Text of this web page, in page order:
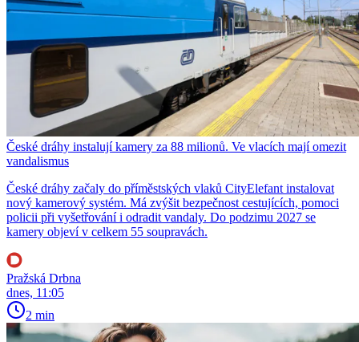
České dráhy instalují kamery za 88 milionů. Ve vlacích mají omezit
vandalismus
České dráhy začaly do příměstských vlaků CityElefant instalovat
nový kamerový systém. Má zvýšit bezpečnost cestujících, pomoci
policii při vyšetřování i odradit vandaly. Do podzimu 2027 se
kamery objeví v celkem 55 soupravách.
Pražská Drbna
dnes, 11:05
2 min